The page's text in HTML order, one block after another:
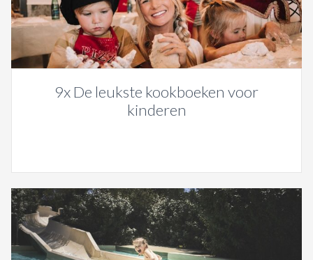
9x De leukste kookboeken voor
kinderen